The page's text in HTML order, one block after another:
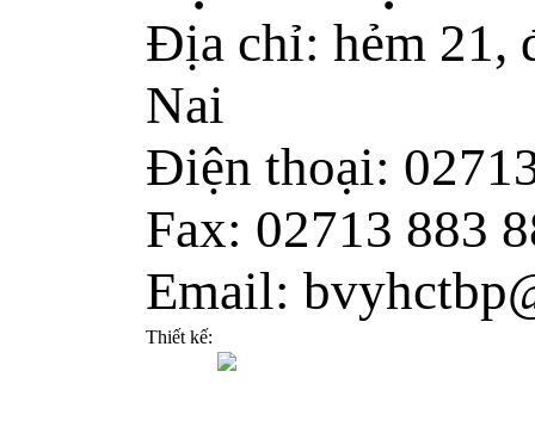
Địa chỉ: hẻm 21,
Nai
Điện thoại:
Fax: 02713 883
Email:
Thiết kế: